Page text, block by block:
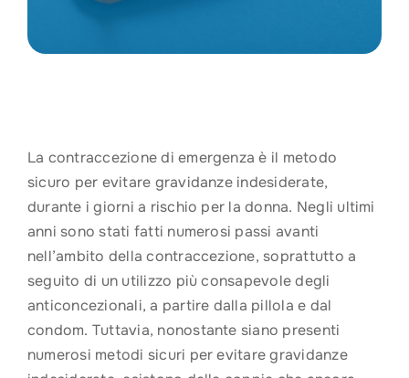
La contraccezione di emergenza è il metodo
sicuro per evitare gravidanze indesiderate,
durante i giorni a rischio per la donna. Negli ultimi
anni sono stati fatti numerosi passi avanti
nell’ambito della contraccezione, soprattutto a
seguito di un utilizzo più consapevole degli
anticoncezionali, a partire dalla pillola e dal
condom. Tuttavia, nonostante siano presenti
numerosi metodi sicuri per evitare gravidanze